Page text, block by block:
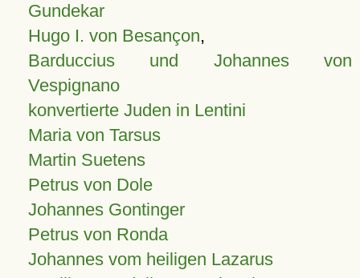
Gundekar
Hugo I. von Besançon,
Barduccius und Johannes von
Vespignano
konvertierte Juden in Lentini
Maria von Tarsus
Martin Suetens
Petrus von Dole
Johannes Gontinger
Petrus von Ronda
Johannes vom heiligen Lazarus